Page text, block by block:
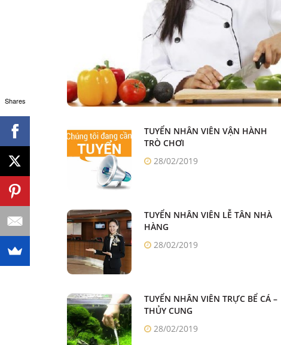
TUYỂN NHÂN VIÊN VẬN HÀNH
TRÒ CHƠI
28/02/2019
TUYỂN NHÂN VIÊN LỄ TÂN NHÀ
HÀNG
28/02/2019
TUYỂN NHÂN VIÊN TRỰC BỂ CÁ –
THỦY CUNG
28/02/2019
Shares